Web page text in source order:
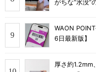
がちな“水没”
WAON
6日最新版】
厚さ約1.2mm